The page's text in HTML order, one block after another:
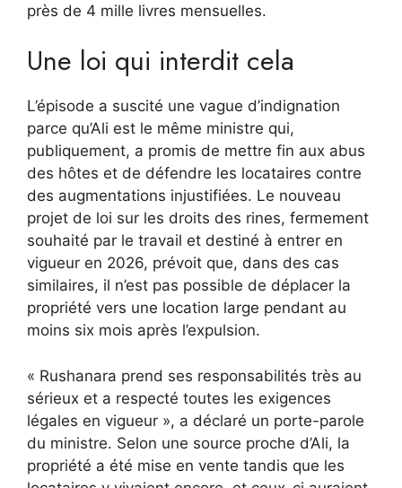
près de 4 mille livres mensuelles.
Une loi qui interdit cela
L’épisode a suscité une vague d’indignation
parce qu’Ali est le même ministre qui,
publiquement, a promis de mettre fin aux abus
des hôtes et de défendre les locataires contre
des augmentations injustifiées. Le nouveau
projet de loi sur les droits des rines, fermement
souhaité par le travail et destiné à entrer en
vigueur en 2026, prévoit que, dans des cas
similaires, il n’est pas possible de déplacer la
propriété vers une location large pendant au
moins six mois après l’expulsion.
« Rushanara prend ses responsabilités très au
sérieux et a respecté toutes les exigences
légales en vigueur », a déclaré un porte-parole
du ministre. Selon une source proche d’Ali, la
propriété a été mise en vente tandis que les